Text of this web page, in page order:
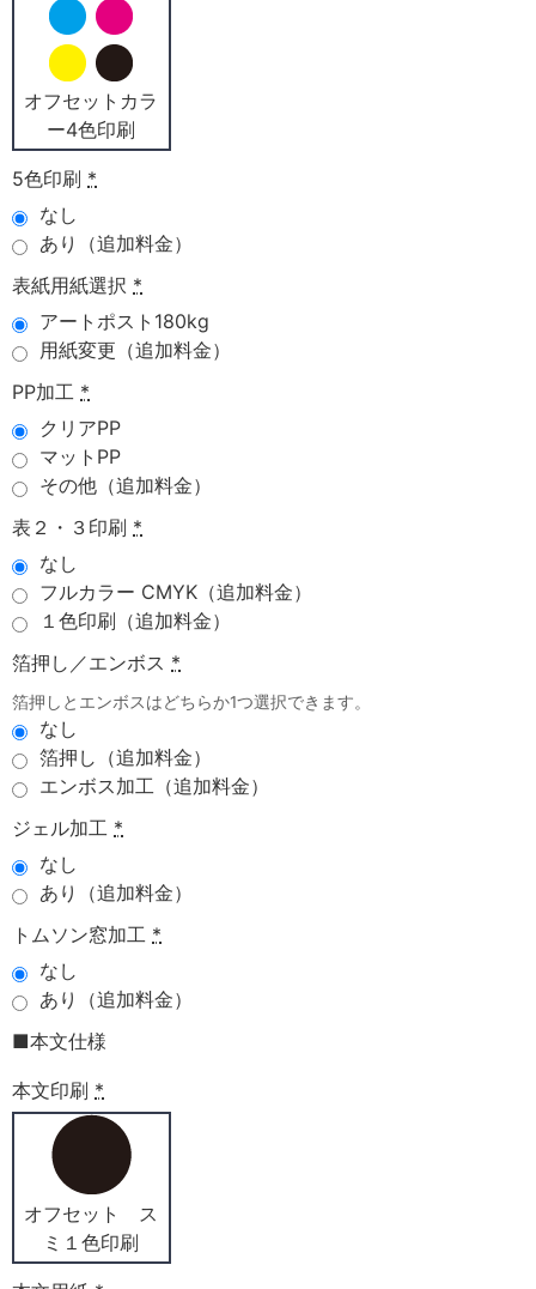
オフセットカラ
ー4色印刷
5色印刷 *
なし
あり（追加料金）
表紙用紙選択 *
アートポスト180kg
用紙変更（追加料金）
PP加工 *
クリアPP
マットPP
その他（追加料金）
表２・３印刷 *
なし
フルカラー CMYK（追加料金）
１色印刷（追加料金）
箔押し／エンボス *
箔押しとエンボスはどちらか1つ選択できます。
なし
箔押し（追加料金）
エンボス加工（追加料金）
ジェル加工 *
なし
あり（追加料金）
トムソン窓加工 *
なし
あり（追加料金）
■本文仕様
本文印刷 *
オフセット ス
ミ１色印刷